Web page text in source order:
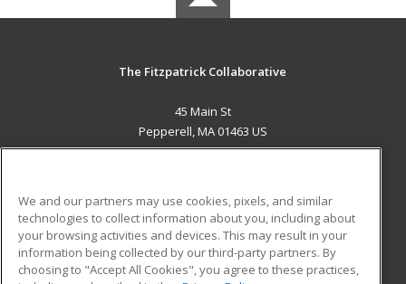
The Fitzpatrick Collaborative
45 Main St
Pepperell, MA 01463 US
ADDITIONAL RESOURCES
Military
Financial Assistance
Student Blog
We and our partners may use cookies, pixels, and similar
technologies to collect information about you, including about
your browsing activities and devices. This may result in your
information being collected by our third-party partners. By
choosing to "Accept All Cookies", you agree to these practices,